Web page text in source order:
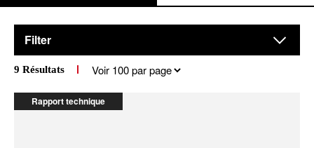
Filter
9 Résultats
per
Rapport technique